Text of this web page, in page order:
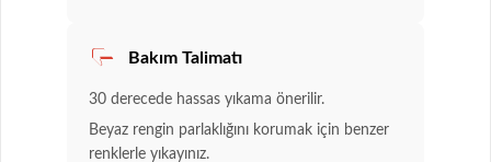
Bakım Talimatı
30 derecede hassas yıkama önerilir.
Beyaz rengin parlaklığını korumak için benzer
renklerle yıkayınız.